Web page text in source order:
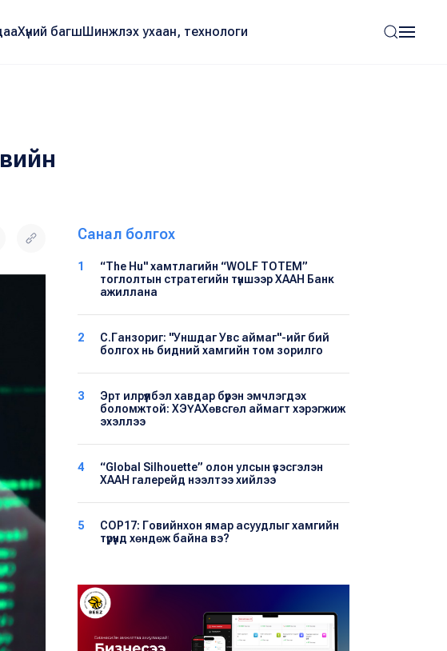
Хүний багшШинжлэх ухаан, технологи
Санал болгох
1
“The Hu" хамтлагийн “WOLF TOTEM”
тоглолтын стратегийн түншээр ХААН Банк
ажиллана
2
С.Ганзориг: "Уншдаг Увс аймаг"-ийг бий
болгох нь бидний хамгийн том зорилго
3
Эрт илрүүлбэл хавдар бүрэн эмчлэгдэх
боломжтой: ХЭҮА​Хөвсгөл аймагт хэрэгжиж
эхэллээ
4
“Global Silhouette” олон улсын үзэсгэлэн
ХААН галерейд нээлтээ хийлээ
5
COP17: Говийнхон ямар асуудлыг хамгийн
түрүүнд хөндөж байна вэ?